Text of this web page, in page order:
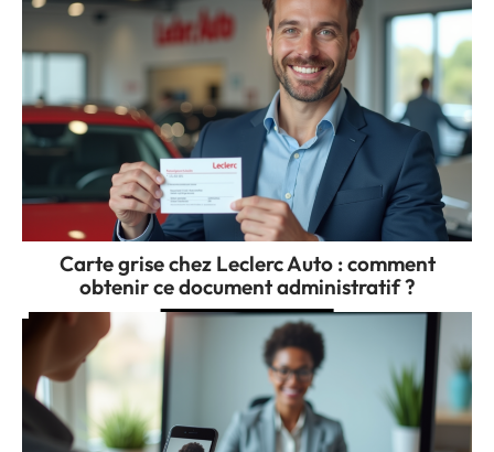
Carte grise chez Leclerc Auto : comment
obtenir ce document administratif ?